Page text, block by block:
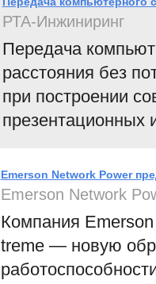
РТА-Инжиниринг
Передача
расстояния без
при построении
презентационных
Emerson Network Power
Emerson Network
Компания
treme — новую